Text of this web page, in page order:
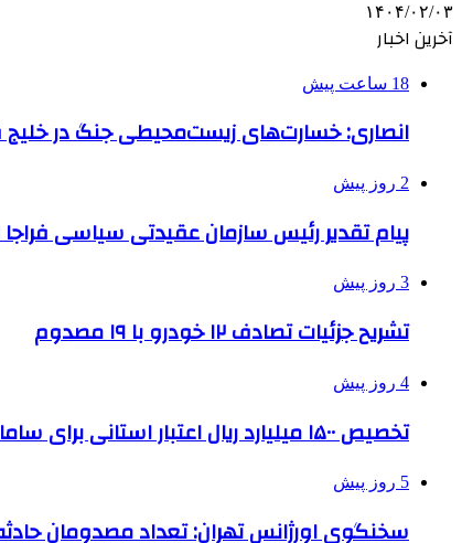
۱۴۰۴/۰۲/۰۳
آخرین اخبار
18 ساعت پیش
انصاری: خسارت‌های زیست‌محیطی جنگ در خلیج
2 روز پیش
پیام تقدیر رئیس سازمان عقیدتی سیاسی فراجا
3 روز پیش
تشریح جزئیات تصادف ۱۲ خودرو با ۱۹ مصدوم
4 روز پیش
تخصیص ۱۵۰۰ میلیارد ریال اعتبار استانی برای ساماندهی بافت قدیم دزفول
5 روز پیش
سخنگوی اورژانس تهران: تعداد مصدومان حادثه